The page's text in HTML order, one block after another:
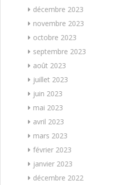
décembre 2023
novembre 2023
octobre 2023
septembre 2023
août 2023
juillet 2023
juin 2023
mai 2023
avril 2023
mars 2023
février 2023
janvier 2023
décembre 2022